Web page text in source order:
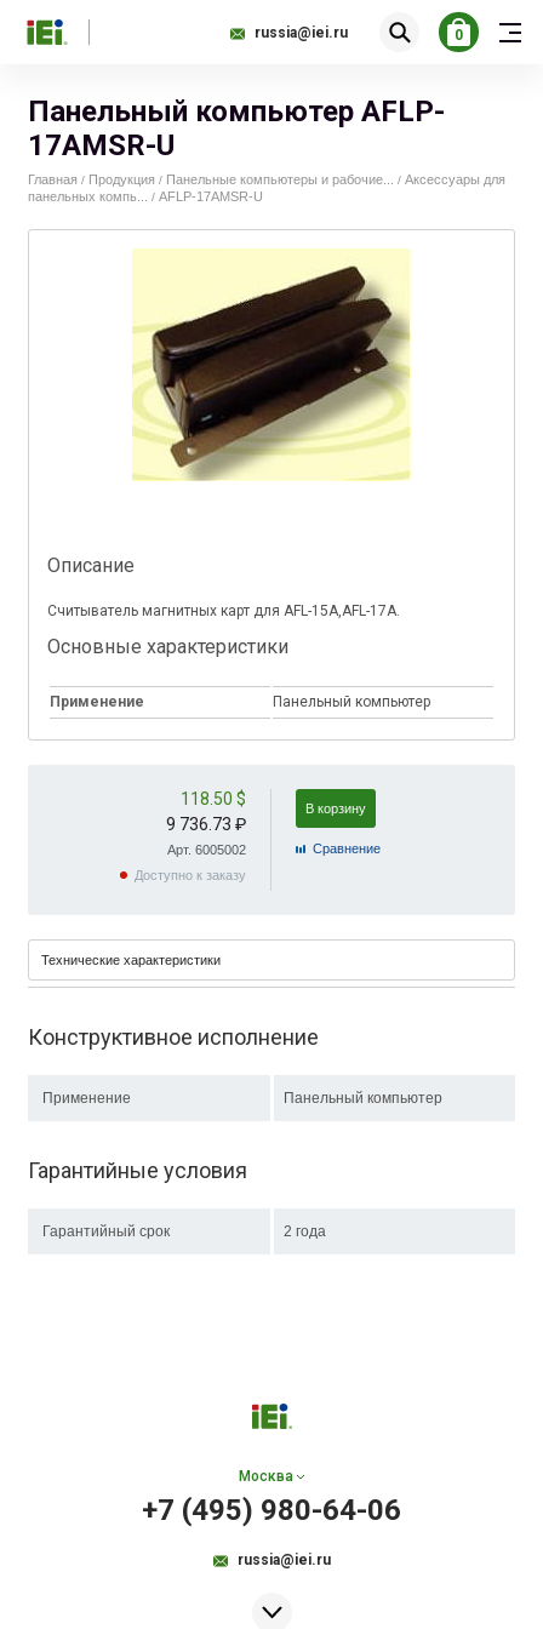
russia@iei.ru 0
Панельный компьютер AFLP-
17AMSR-U
Главная / Продукция / Панельные компьютеры и рабочие... / Аксессуары для
панельных компь...
/ AFLP-17AMSR-U
Описание
Считыватель магнитных карт для AFL-15A,AFL-17A.
Основные характеристики
Применение Панельный компьютер
118.50 $
9 736.73 ₽
Арт. 6005002
Доступно к заказу
В корзину
Cравнение
Технические характеристики
Конструктивное исполнение
Применение Панельный компьютер
Гарантийные условия
Гарантийный срок 2 года
Москва
+7 (495) 980-64-06
russia@iei.ru